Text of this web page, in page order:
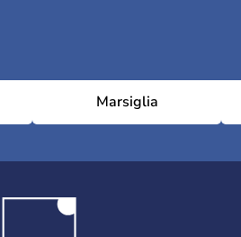
Marsiglia